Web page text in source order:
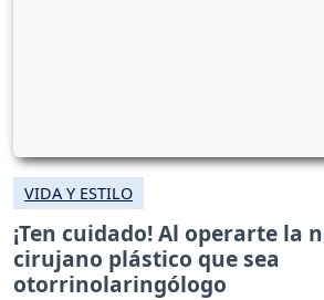
VIDA Y ESTILO
¡Ten cuidado! Al operarte la
cirujano plástico que sea
otorrinolaringólogo